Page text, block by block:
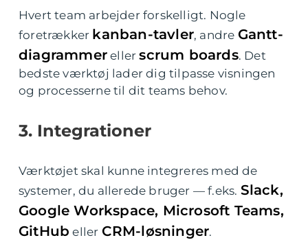
Hvert team arbejder forskelligt. Nogle
foretrækker kanban-tavler, andre Gantt-
diagrammer ellerscrum boards. Det
bedste værktøj lader dig tilpasse visningen
og processerne til dit teams behov.
3. Integrationer
Værktøjet skal kunne integreres med de
systemer, du allerede bruger — f.eks. Slack,
Google Workspace, Microsoft Teams,
GitHub eller CRM-løsninger.